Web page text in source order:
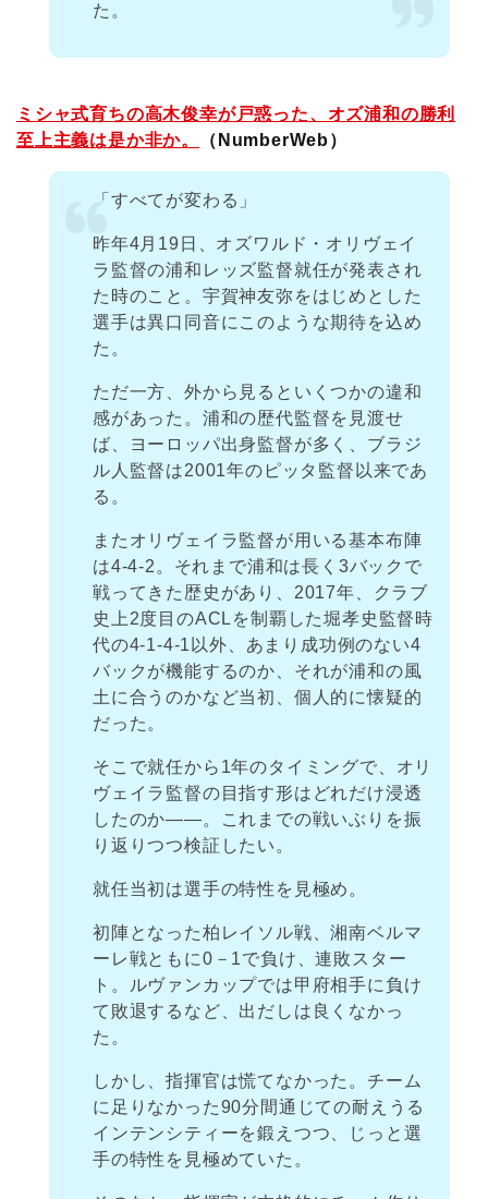
た。
ミシャ式育ちの高木俊幸が戸惑った、オズ浦和の勝利
至上主義は是か非か。
（NumberWeb）
「すべてが変わる」
昨年4月19日、オズワルド・オリヴェイ
ラ監督の浦和レッズ監督就任が発表され
た時のこと。宇賀神友弥をはじめとした
選手は異口同音にこのような期待を込め
た。
ただ一方、外から見るといくつかの違和
感があった。浦和の歴代監督を見渡せ
ば、ヨーロッパ出身監督が多く、ブラジ
ル人監督は2001年のピッタ監督以来であ
る。
またオリヴェイラ監督が用いる基本布陣
は4-4-2。それまで浦和は長く3バックで
戦ってきた歴史があり、2017年、クラブ
史上2度目のACLを制覇した堀孝史監督時
代の4-1-4-1以外、あまり成功例のない4
バックが機能するのか、それが浦和の風
土に合うのかなど当初、個人的に懐疑的
だった。
そこで就任から1年のタイミングで、オリ
ヴェイラ監督の目指す形はどれだけ浸透
したのか――。これまでの戦いぶりを振
り返りつつ検証したい。
就任当初は選手の特性を見極め。
初陣となった柏レイソル戦、湘南ベルマ
ーレ戦ともに0－1で負け、連敗スター
ト。ルヴァンカップでは甲府相手に負け
て敗退するなど、出だしは良くなかっ
た。
しかし、指揮官は慌てなかった。チーム
に足りなかった90分間通じての耐えうる
インテンシティーを鍛えつつ、じっと選
手の特性を見極めていた。